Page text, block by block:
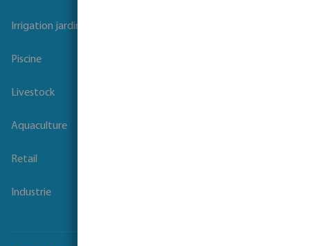
Irrigation jardins et parcs
Piscine
Livestock
Aquaculture
Retail
Industrie